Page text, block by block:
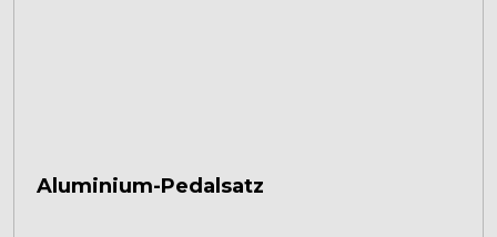
Aluminium-Pedalsatz